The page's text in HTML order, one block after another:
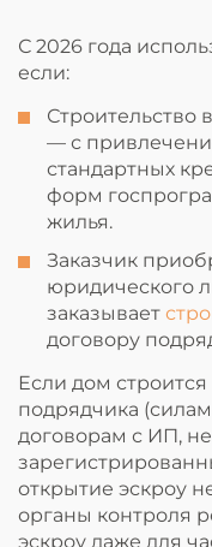
С 2026 года
если:
Строительство
— с
стандартных
форм
жилья.
Заказчик
юридического
заказывает
договору
Если дом
подрядчика
договорам с ИП,
открытие эскроу
органы контроля
эскроу даже для